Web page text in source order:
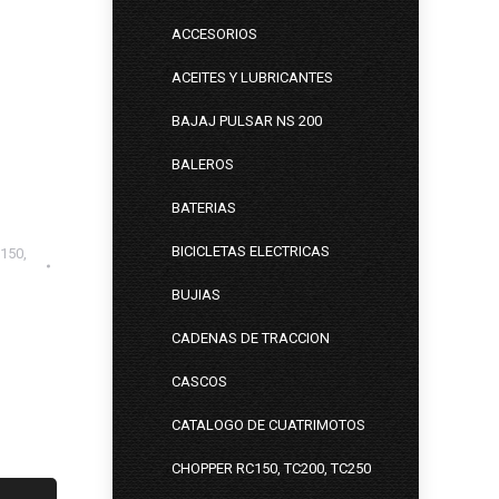
ACCESORIOS
ACEITES Y LUBRICANTES
BAJAJ PULSAR NS 200
BALEROS
BATERIAS
BICICLETAS ELECTRICAS
BUJIAS
CADENAS DE TRACCION
CASCOS
CATALOGO DE CUATRIMOTOS
CHOPPER RC150, TC200, TC250